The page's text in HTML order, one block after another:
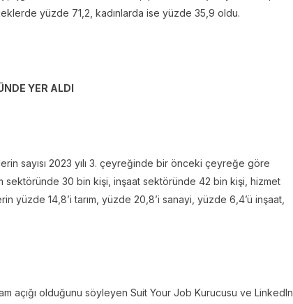
yüzde 71,2, kadınlarda ise yüzde 35,9 oldu.
YER ALDI
sayısı 2023 yılı 3. çeyreğinde bir önceki çeyreğe göre
sektöründe 30 bin kişi, inşaat sektöründe 42 bin kişi, hizmet
yüzde 14,8’i tarım, yüzde 20,8’i sanayi, yüzde 6,4’ü inşaat,
açığı olduğunu söyleyen Suit Your Job Kurucusu ve LinkedIn